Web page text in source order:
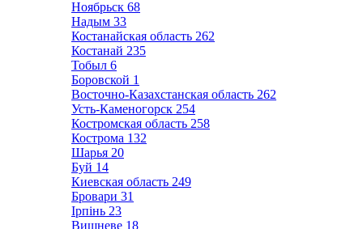
Ноябрьск 68
Надым 33
Костанайская область 262
Костанай 235
Тобыл 6
Боровской 1
Восточно-Казахстанская область 262
Усть-Каменогорск 254
Костромская область 258
Кострома 132
Шарья 20
Буй 14
Киевская область 249
Бровари 31
Ірпінь 23
Вишневе 18